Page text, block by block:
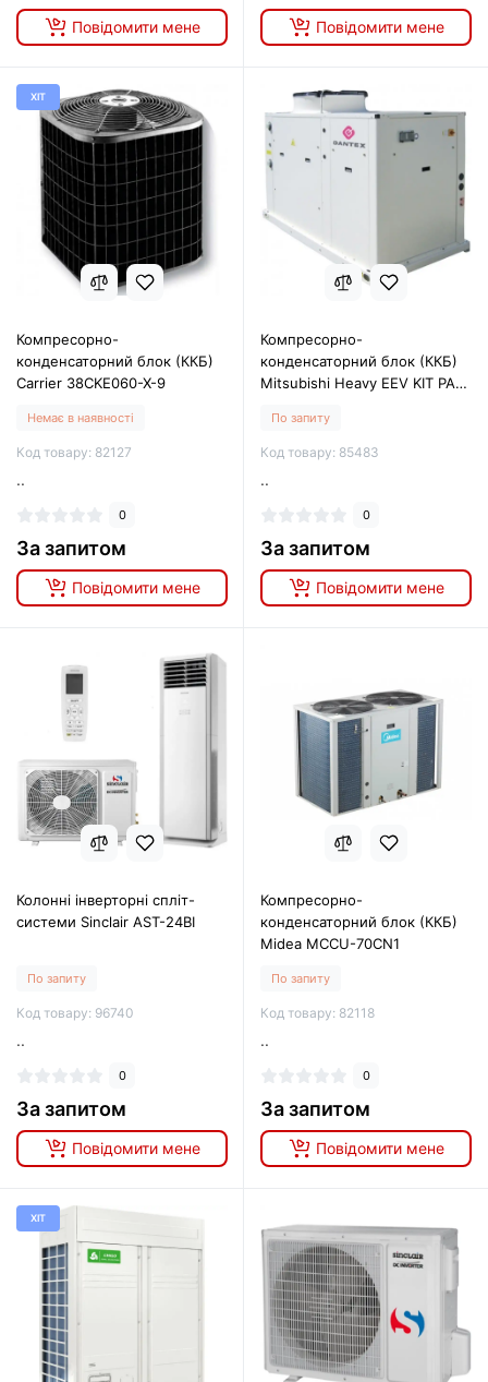
Повідомити мене Повідомити мене
ХІТ
Компресорно-
конденсаторний блок (ККБ)
Carrier 38CKE060-X-9
Немає в наявності
Код товару: 82127
..
0
За запитом
Повідомити мене
Компресорно-
конденсаторний блок (ККБ)
Mitsubishi Heavy EEV KIT PAC
По запиту
Код товару: 85483
..
0
За запитом
Повідомити мене
Колонні інверторні спліт-
системи Sinclair AST-24BI
По запиту
Код товару: 96740
..
0
За запитом
Повідомити мене
Компресорно-
конденсаторний блок (ККБ)
Midea MCCU-70CN1
По запиту
Код товару: 82118
..
0
За запитом
Повідомити мене
ХІТ